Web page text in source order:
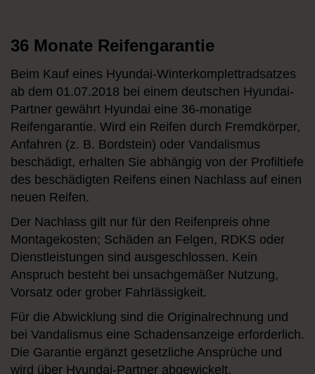
36 Monate Reifengarantie
Beim Kauf eines Hyundai-Winterkomplettradsatzes
ab dem 01.07.2018 bei einem deutschen Hyundai-
Partner gewährt Hyundai eine 36-monatige
Reifengarantie. Wird ein Reifen durch Fremdkörper,
Anfahren (z. B. Bordstein) oder Vandalismus
beschädigt, erhalten Sie abhängig von der Profiltiefe
des beschädigten Reifens einen Nachlass auf einen
neuen Reifen.
Der Nachlass gilt nur für den Reifenpreis ohne
Montagekosten; Schäden an Felgen, RDKS oder
Dienstleistungen sind ausgeschlossen. Kein
Anspruch besteht bei unsachgemäßer Nutzung,
Vorsatz oder grober Fahrlässigkeit.
Für die Abwicklung sind die Originalrechnung und
bei Vandalismus eine Schadensanzeige erforderlich.
Die Garantie ergänzt gesetzliche Ansprüche und
wird über Hyundai-Partner abgewickelt.